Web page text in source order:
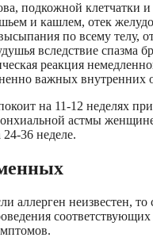
подкожной клетчатки
и кашлем, отек
по всему телу,
вследствие спазма
реакция
важных внутренних
на 11-12 неделях
астмы
36 неделе.
аллерген неизвестен,